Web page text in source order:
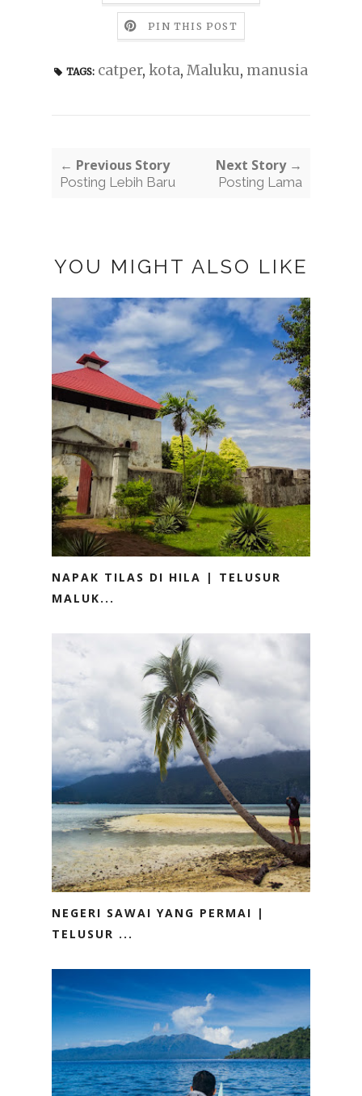
PIN THIS POST
TAGS: catper, kota, Maluku, manusia
← Previous Story
Posting Lebih Baru
Next Story →
Posting Lama
YOU MIGHT ALSO LIKE
NAPAK TILAS DI HILA | TELUSUR
MALUK...
NEGERI SAWAI YANG PERMAI |
TELUSUR ...